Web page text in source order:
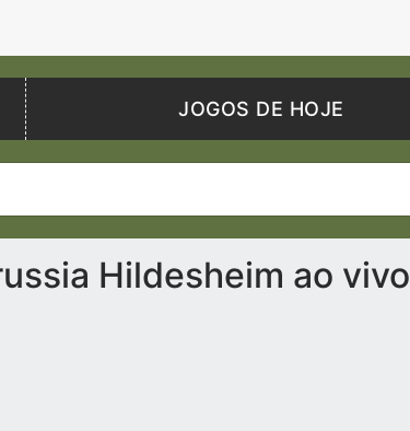
JOGOS DE HOJE
Hildesheim ao vivo